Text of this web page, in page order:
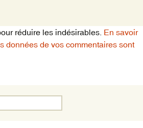
réduire les indésirables. En savoir
données de vos commentaires sont